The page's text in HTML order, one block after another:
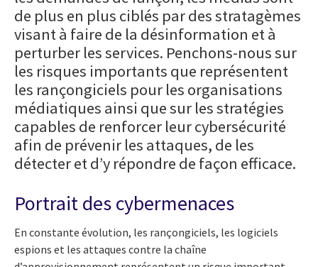
de plus en plus ciblés par des stratagèmes
visant à faire de la désinformation et à
perturber les services. Penchons-nous sur
les risques importants que représentent
les rançongiciels pour les organisations
médiatiques ainsi que sur les stratégies
capables de renforcer leur cybersécurité
afin de prévenir les attaques, de les
détecter et d’y répondre de façon efficace.
Portrait des cybermenaces
En constante évolution, les rançongiciels, les logiciels
espions et les attaques contre la chaîne